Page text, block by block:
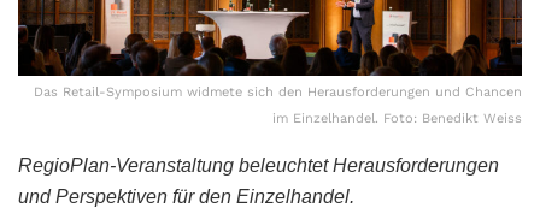
Das Retail-Symposium widmete sich den Herausforderungen und Chancen
im Einzelhandel. Foto: Benedikt Weiss
RegioPlan-Veranstaltung beleuchtet Herausforderungen
und Perspektiven für den Einzelhandel.